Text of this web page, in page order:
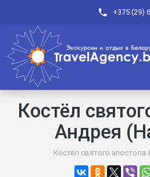
+375 (29)
Костёл
Андрея
Костёл святого апостола